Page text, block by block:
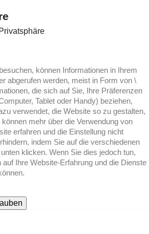
können Informationen in Ihrem
abgerufen werden, meist in Form von \
die sich auf Sie, Ihre Präferenzen
Tablet oder Handy) beziehen,
verwendet, die Website so zu gestalten,
mehr über die Verwendung von
erfahren und die Einstellung nicht
indem Sie auf die verschiedenen
klicken. Wenn Sie dies jedoch tun,
Ihre Website-Erfahrung und die Dienste